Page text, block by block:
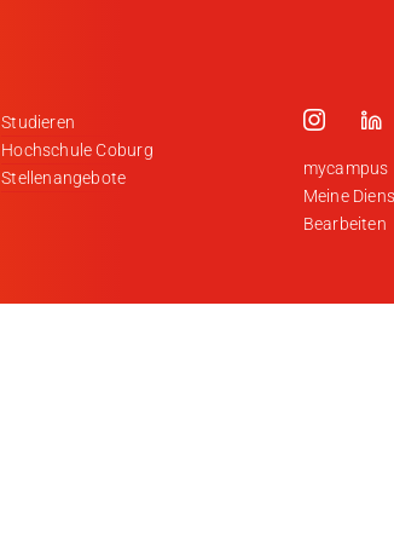
Studieren
Hochschule Coburg
Stellenangebote
mycampus
Meine
Bearbeiten